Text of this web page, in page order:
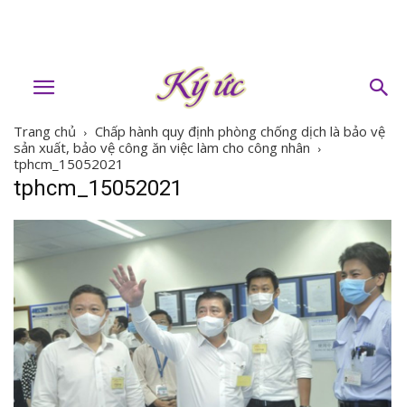
Trang chủ
Chấp hành quy định phòng chống dịch là bảo vệ
sản xuất, bảo vệ công ăn việc làm cho công nhân
tphcm_15052021
tphcm_15052021